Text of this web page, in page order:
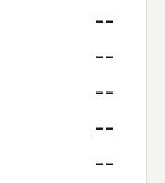
--
--
--
--
--